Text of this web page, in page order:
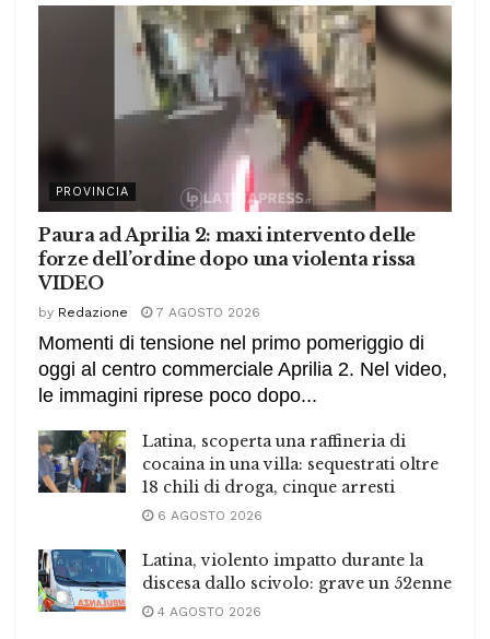
PROVINCIA
Paura ad Aprilia 2: maxi intervento delle
forze dell’ordine dopo una violenta rissa
VIDEO
by Redazione 7 AGOSTO 2026
Momenti di tensione nel primo pomeriggio di
oggi al centro commerciale Aprilia 2. Nel video,
le immagini riprese poco dopo...
Latina, scoperta una raffineria di
cocaina in una villa: sequestrati oltre
18 chili di droga, cinque arresti
6 AGOSTO 2026
Latina, violento impatto durante la
discesa dallo scivolo: grave un 52enne
4 AGOSTO 2026